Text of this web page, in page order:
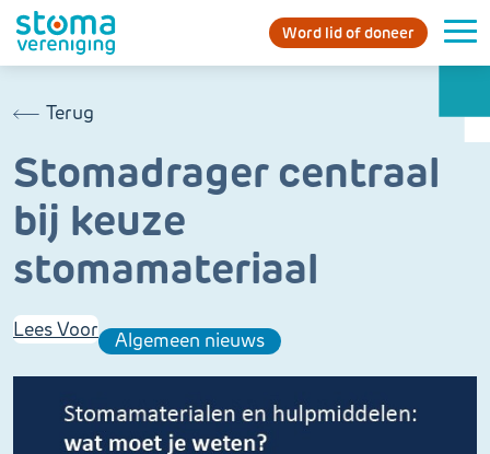
Word lid of doneer
Terug
Stomadrager centraal
bij keuze
stomamateriaal
Lees Voor Algemeen nieuws